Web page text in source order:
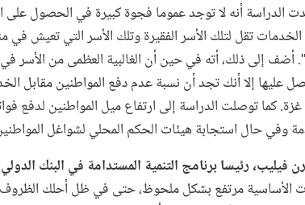
الدراسة أنه لا توجد عموما فجوة كبيرة في الحصول
تقل لتلك الأسر الفقيرة وتلك الأسر التي تعيش في
إلى ذلك، أته في حين أن الغالبية العظمى من الأسر في
عليها إلا أنك تجد أن نسبة عدم دفع المواطنين مقابل
كما توصلت الدراسة إلى ارتفاع ميل المواطنين لدفع
وفي حال استجابة هيئات الحكم المحلي لشواغل
فيليب، رئيسا برنامج التنمية المستدامة في البنك الدولي
الأساسية مرتفع بشكل ملحوظ، حتى في ظل أحلك